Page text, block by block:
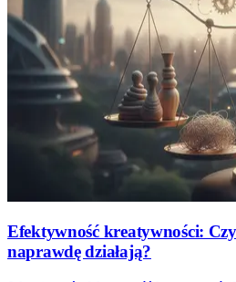
Efektywność kreatywności:
naprawdę działają?